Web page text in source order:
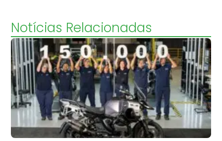
Notícias Relacionadas